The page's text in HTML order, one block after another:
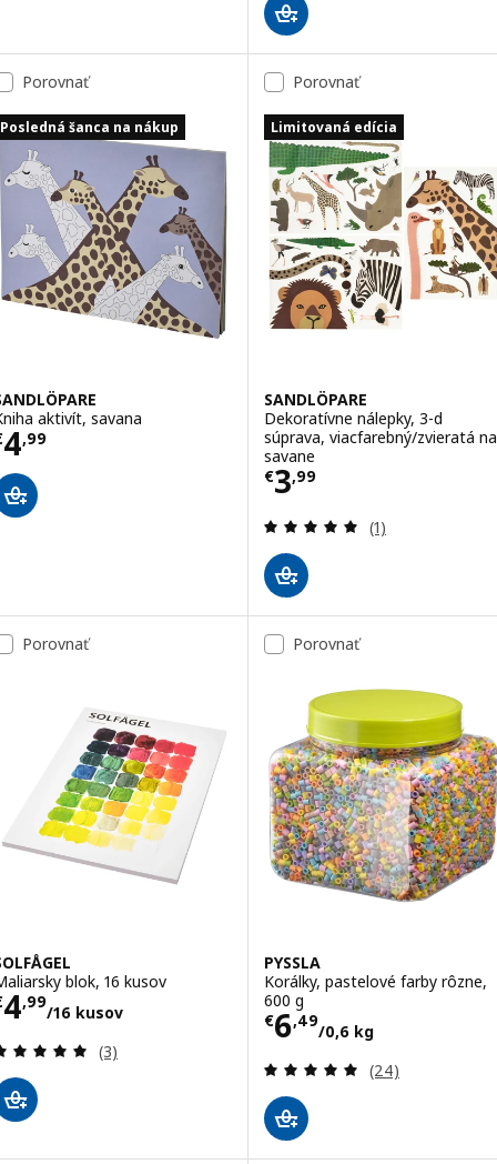
Porovnať
Posledná šanca na nákup
aktivít, savana
4,99 € 4,99
Porovnať
Limitovaná edícia
SANDLÖPARE
Dekoratívne nálepky, 3-d
súprava, viacfarebný/zvieratá na
savane
€3,99
Cena € 3,99
Prehľad: 5 z 5
(1)
Porovnať
blok, 16 kusov
4,99
/16 kusov
€ 4,99/16 kusov
Prehľad: 5 z 5 hviezdy. Celkové hodnotenie:
(3)
Porovnať
PYSSLA
Korálky, pastelové farby rôzne,
600 g
€6,49
/0,6 kg
Cena € 6,49/
Prehľad: 4.9 z
(24)